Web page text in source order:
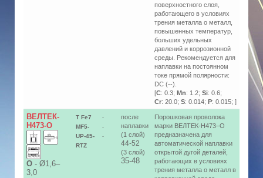
поверхностного слоя,
работающего в условиях
трения металла о металл,
повышенных температур,
больших удельных
давлений и коррозионной
среды. Рекомендуется для
наплавки на постоянном
токе прямой полярности:
DC (--).
[C: 0.3; Mn: 1.2; Si: 0.6;
Cr: 20.0; S: 0.014; P: 0.015; ]
ВЕЛТЕК-
Н473-O
О - Ø1,6–
3,0
T Fe7
MF5-
UP-45-
RTZ
-
-
-
после
наплавки
(1 слой)
44-52
(3 слой)
35-48
Порошковая проволока
марки ВЕЛТЕК-Н473–О
предназначена для
автоматической наплавки
открытой дугой деталей,
работающих в условиях
трения металла о металл в